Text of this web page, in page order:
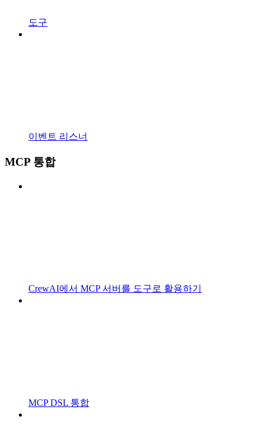
도구
이벤트 리스너
MCP 통합
CrewAI에서 MCP 서버를 도구로 활용하기
MCP DSL 통합